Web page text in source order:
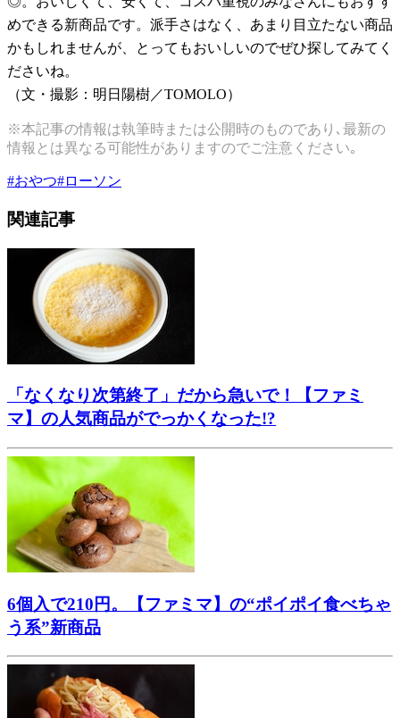
めできる新商品です。派手さはなく、あまり目立たない商品
かもしれませんが、とってもおいしいのでぜひ探してみてく
ださいね。
（文・撮影：明日陽樹／TOMOLO）
※本記事の情報は執筆時または公開時のものであり､最新の
情報とは異なる可能性がありますのでご注意ください｡
#おやつ#ローソン
関連記事
「なくなり次第終了」だから急いで！【ファミ
マ】の人気商品がでっかくなった!?
6個入で210円。【ファミマ】の“ポイポイ食べちゃ
う系”新商品